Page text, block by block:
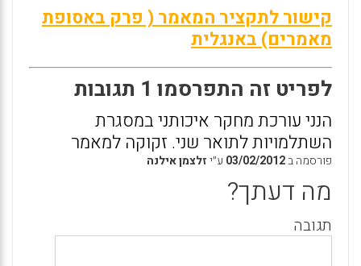
קישור לתקציר המאמר ( פרק באסופת
מאמרים) באנגלית
לפריט זה התפרסמו 1 תגובות
הנני עורכת מחקר איכותני במסגרת
השתלמויות לתואר שני. זקוקה למאמר
פורסמה ב03/02/2012 ע״יזלצמן אילנה
מה דעתך?
תגובה